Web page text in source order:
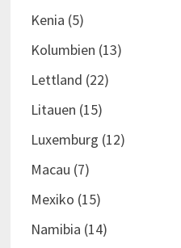
Kenia (5)
Kolumbien (13)
Lettland (22)
Litauen (15)
Luxemburg (12)
Macau (7)
Mexiko (15)
Namibia (14)